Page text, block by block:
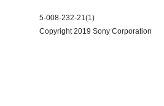
5-008-232-21(1)
Copyright 2019 Sony Corporation